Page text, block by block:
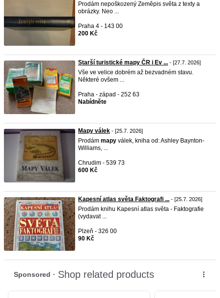
Prodám nepoškozený Zeměpis světa z texty a
obrázky. Neo ...
Praha 4 - 143 00
200 Kč
Starší turistické mapy ČR i Ev ... - [27.7. 2026]
Vše ve velice dobrém až bezvadném stavu.
Některé ovšem ...
Praha - západ - 252 63
Nabídněte
Mapy válek - [25.7. 2026]
Prodám mapy válek, kniha od: Ashley Baynton-
Williams, ...
Chrudim - 539 73
600 Kč
Kapesní atlas světa Faktografi ... - [25.7. 2026]
Prodám knihu Kapesní atlas světa - Faktografie
(vydavat ...
Plzeň - 326 00
90 Kč